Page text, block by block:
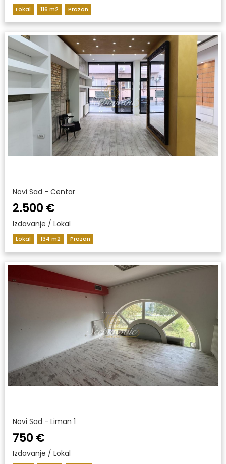
Lokal 116 m2 Prazan
Novi Sad - Centar
2.500 €
Izdavanje / Lokal
Lokal 134 m2 Prazan
Novi Sad - Liman 1
750 €
Izdavanje / Lokal